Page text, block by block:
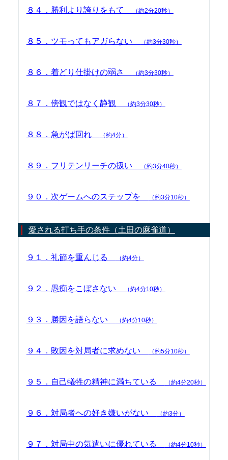
８４．勝利より誇りをもて （約2分20秒）
８５．ツモってもアガらない （約3分30秒）
８６．着どり仕掛けの弱さ （約3分30秒）
８７．傍観ではなく静観 （約3分30秒）
８８．急がば回れ （約4分）
８９．フリテンリーチの扱い （約3分40秒）
９０．次ゲームへのステップを （約3分10秒）
愛される打ち手の条件（土田の麻雀道）
９１．礼節を重んじる （約4分）
９２．愚痴をこぼさない （約4分10秒）
９３．勝因を語らない （約4分10秒）
９４．敗因を対局者に求めない （約5分10秒）
９５．自己犠牲の精神に満ちている （約4分20秒）
９６．対局者への好き嫌いがない （約3分）
９７．対局中の気遣いに優れている （約4分10秒）